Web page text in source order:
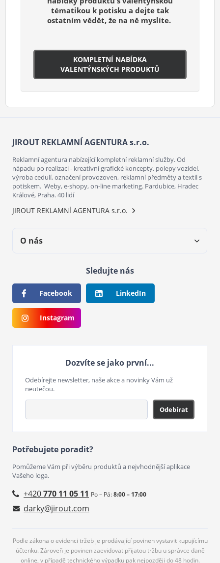
tématikou k potisku a dejte tak
ostatním vědět, že na ně myslíte.
KOMPLETNÍ NABÍDKA
VALENTÝNSKÝCH PRODUKTŮ
JIROUT REKLAMNÍ AGENTURA s.r.o.
Reklamní agentura nabízející kompletní reklamní služby. Od
nápadu po realizaci - kreativní grafické koncepty, polepy vozidel,
výroba cedulí, označení provozoven, reklamní předměty a textil s
potiskem. Weby, e-shopy, on-line marketing. Pardubice, Hradec
Králové, Praha. 40 lidí
JIROUT REKLAMNÍ AGENTURA s.r.o.
O nás
Sledujte nás
Facebook LinkedIn
Instagram
Dozvíte se jako první...
Odebírejte newsletter, naše akce a novinky Vám už
neutečou.
Odebírat
Potřebujete poradit?
Pomůžeme Vám při výběru produktů a nejvhodnější aplikace
Vašeho loga.
+420770 11 05 11 Po – Pá:8:00 – 17:00
darky@jirout.com
Podle zákona o evidenci tržeb je prodávající povinen vystavit kupujícímu
účtenku. Zároveň je povinen zaevidovat přijatou tržbu u správce daně
online, v případě technického výpadku pak nejpozději do 48 hodin.